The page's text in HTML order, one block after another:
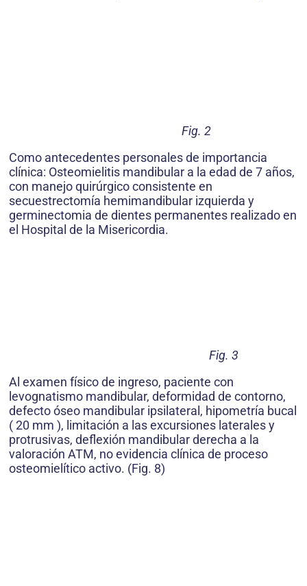
Fig. 2
Como antecedentes personales de importancia
clínica: Osteomielitis mandibular a la edad de 7 años,
con manejo quirúrgico consistente en
secuestrectomía hemimandibular izquierda y
germinectomia de dientes permanentes realizado en
el Hospital de la Misericordia.
Fig. 3
Al examen físico de ingreso, paciente con
levognatismo mandibular, deformidad de contorno,
defecto óseo mandibular ipsilateral, hipometría bucal
( 20 mm ), limitación a las excursiones laterales y
protrusivas, deflexión mandibular derecha a la
valoración ATM, no evidencia clínica de proceso
osteomielítico activo. (Fig. 8)